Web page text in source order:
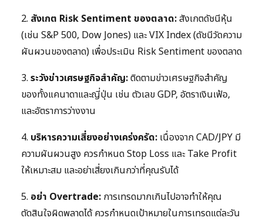
2. สังเกต Risk Sentiment ของตลาด:สังเกตดัชนีหุ้น
(เช่น S&P 500, Dow Jones) และ VIX Index (ดัชนีวัดความ
ผันผวนของตลาด) เพื่อประเมิน Risk Sentiment ของตลาด
3. ระวังข่าวเศรษฐกิจสำคัญ:ติดตามข่าวเศรษฐกิจสำคัญ
ของทั้งแคนาดาและญี่ปุ่น เช่น ตัวเลข GDP, อัตราเงินเฟ้อ,
และอัตราการว่างงาน
4. บริหารความเสี่ยงอย่างเคร่งครัด: เนื่องจาก CAD/JPY มี
ความผันผวนสูง ควรกำหนด Stop Loss และ Take Profit
ให้เหมาะสม และอย่าเสี่ยงเกินกว่าที่คุณรับได้
5. อย่า Overtrade: การเทรดมากเกินไปอาจทำให้คุณ
ตัดสินใจผิดพลาดได้ ควรกำหนดเป้าหมายในการเทรดแต่ละวัน